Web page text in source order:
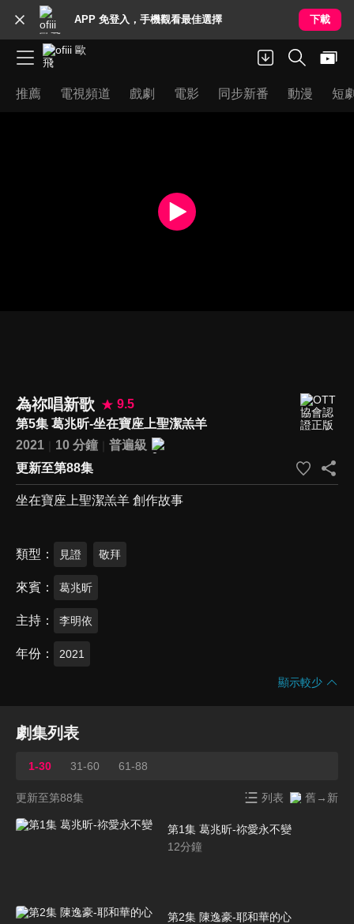
APP 免登入，手機觀看最佳選擇 下載
推薦 電視頻道 戲劇 電影 同步新番 動漫 短
為祢唱新歌
9.5
第5集 葛兆昕-坐在寶座上聖潔羔羊
2021
10 分鐘
普遍級
更新至第88集
坐在寶座上聖潔羔羊 創作故事
類型 見證 敬拜
來賓 葛兆昕
主持 李明依
年份 2021
顯示較少
劇集列表
1-30 31-60 61-88
更新至第88集 列表 舊→新
第1集 葛兆昕-祢愛永不變
12分鐘
第2集 陳逸豪-耶和華的心